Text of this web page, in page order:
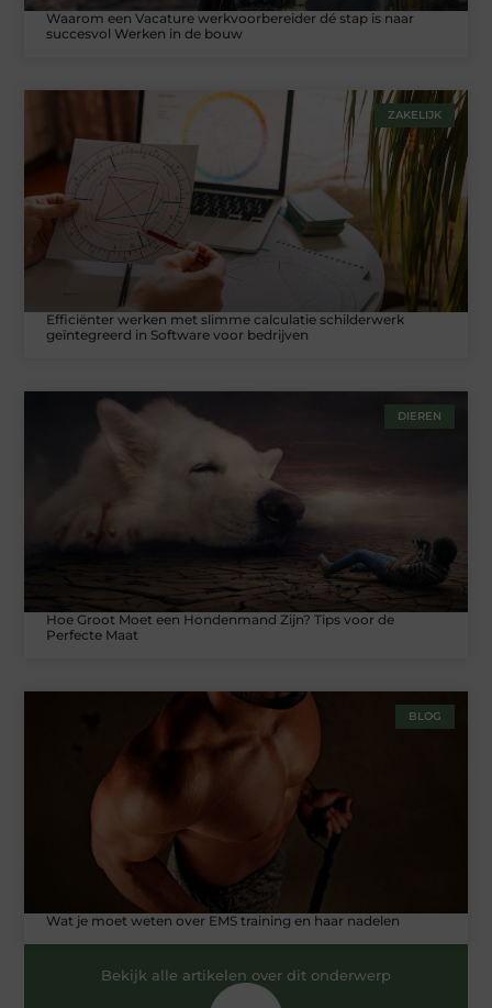
Waarom een Vacature werkvoorbereider dé stap is naar
succesvol Werken in de bouw
ZAKELIJK
Efficiënter werken met slimme calculatie schilderwerk
geïntegreerd in Software voor bedrijven
DIEREN
Hoe Groot Moet een Hondenmand Zijn? Tips voor de
Perfecte Maat
BLOG
Wat je moet weten over EMS training en haar nadelen
Bekijk alle artikelen over dit onderwerp